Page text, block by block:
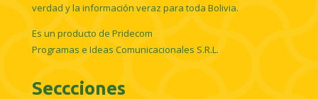
verdad y la información veraz para toda Bolivia.
Es un producto de Pridecom
Programas e Ideas Comunicacionales S.R.L.
Seccciones